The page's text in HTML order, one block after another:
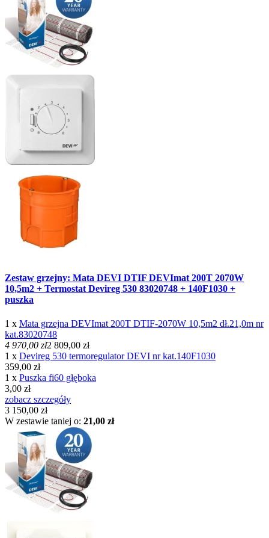
Zestaw grzejny: Mata DEVI DTIF DEVImat 200T 2070W
10,5m2 + Termostat Devireg 530 83020748 + 140F1030 +
puszka
1 x Mata grzejna DEVImat 200T DTIF-2070W 10,5m2 dł.21,0m nr
kat.83020748
4 970,00 zł2 809,00 zł
1 x Devireg 530 termoregulator DEVI nr kat.140F1030
359,00 zł
1 x Puszka fi60 głęboka
3,00 zł
zobacz szczegóły
3 150,00 zł
W zestawie taniej o: 21,00 zł